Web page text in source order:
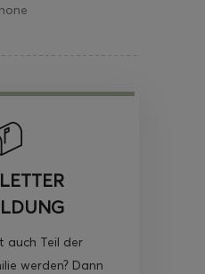
auch Teil der
werden? Dann